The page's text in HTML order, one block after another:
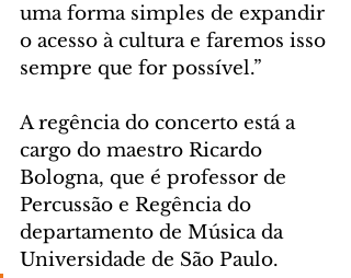
uma forma simples de expandir
o acesso à cultura e faremos isso
sempre que for possível.”
A regência do concerto está a
cargo do maestro Ricardo
Bologna, que é professor de
Percussão e Regência do
departamento de Música da
Universidade de São Paulo.